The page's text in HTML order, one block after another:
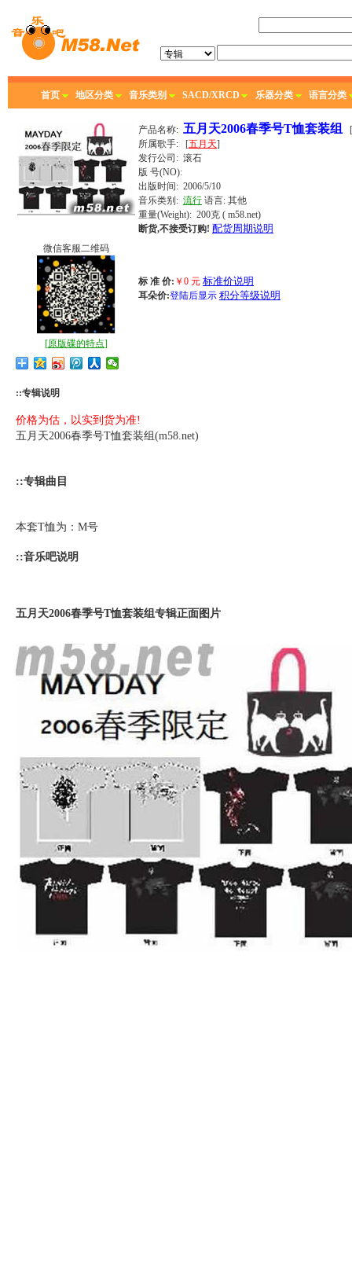
首页 地区分类 音乐类别 SACD/XRCD 乐器分类 语言分类
产品名称: 五月天2006春季号T恤套装组
[
所属歌手: [五月天]
发行公司: 滚石
版 号(NO):
出版时间: 2006/5/10
音乐类别: 流行 语言: 其他
重量(Weight): 200克 ( m58.net)
断货,不接受订购! 配货周期说明
标 准 价: ￥ 0 元 标准价说明
耳朵价:登陆后显示 积分等级说明
微信客服二维码
[原版碟的特点]
::专辑说明
价格为估，以实到货为准!
五月天2006春季号T恤套装组(m58.net)
::专辑曲目
本套T恤为：M号
::音乐吧说明
五月天2006春季号T恤套装组专辑正面图片